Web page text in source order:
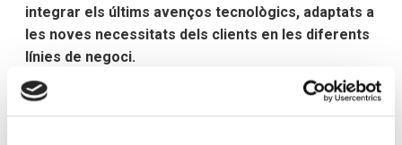
integrar els últims avenços tecnològics, adaptats a
les noves necessitats dels clients en les diferents
línies de negoci.
També avalen el compromís amb la sostenibilitat
com un pilar fonamental en el model de gestió i